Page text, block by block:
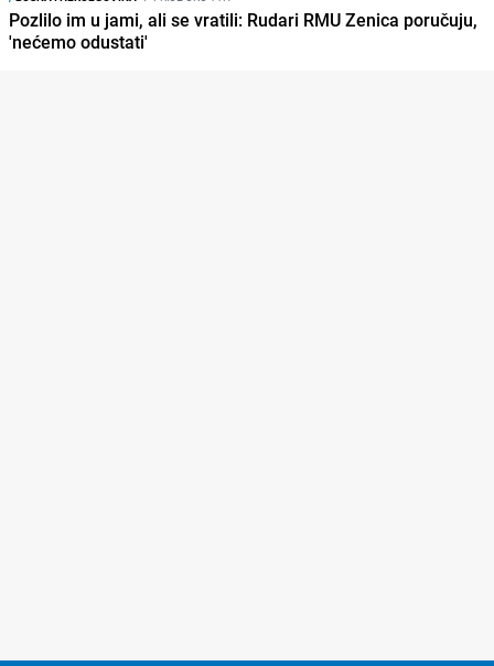
Pozlilo im u jami, ali se vratili: Rudari RMU Zenica poručuju,
'nećemo odustati'